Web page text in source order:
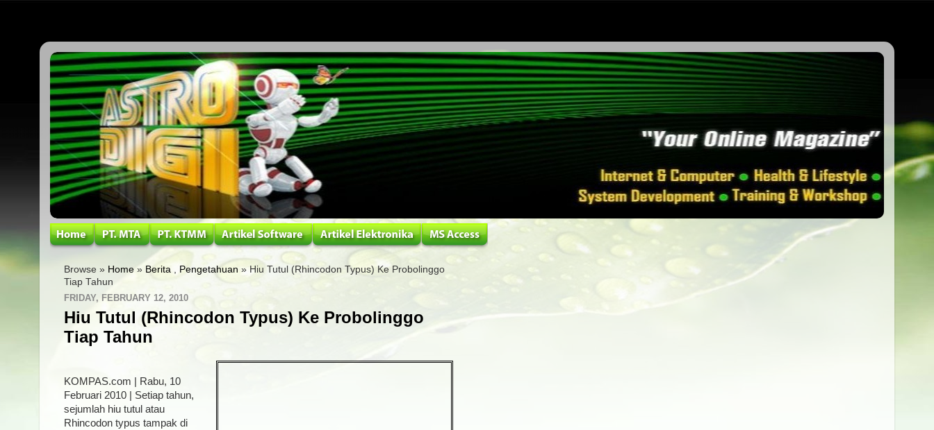
Browse » Home » Berita Pengetahuan » Hiu Tutul (Rhincodon Typus) Ke Probolinggo
Tiap Tahun
FRIDAY, FEBRUARY 12, 2010
Hiu Tutul (Rhincodon Typus) Ke Probolinggo
Tiap Tahun
KOMPAS.com | Rabu, 10
Februari 2010 | Setiap tahun,
sejumlah hiu tutul atau
Rhincodon typus tampak di